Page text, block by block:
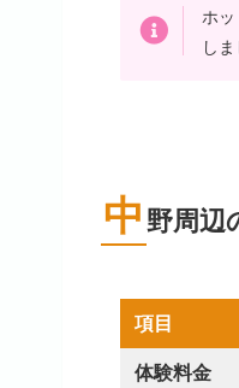
ホ
し
中 野周辺
項目
体験料金